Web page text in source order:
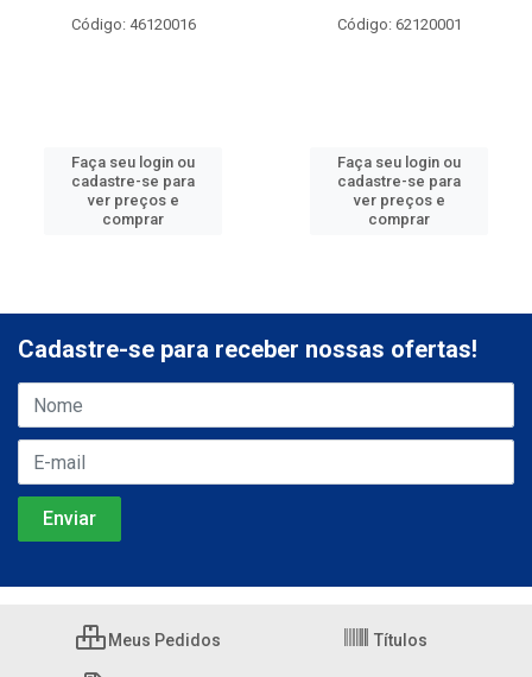
Código: 46120016
Faça seu login ou
cadastre-se para
ver preços e
comprar
Código: 62120001
Faça seu login ou
cadastre-se para
ver preços e
comprar
Cadastre-se para receber nossas ofertas!
Meus Pedidos Títulos